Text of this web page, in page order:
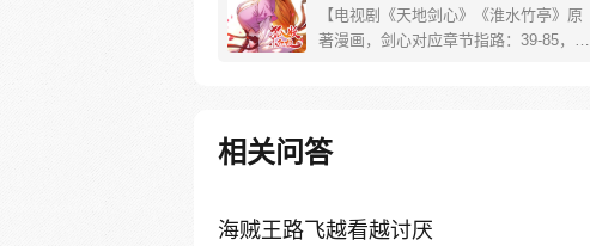
【电视剧《天地剑心》《淮水竹亭》原
著漫画，剑心对应章节指路：39-85，淮
新。）
相关问答
海贼王路飞越看越讨厌